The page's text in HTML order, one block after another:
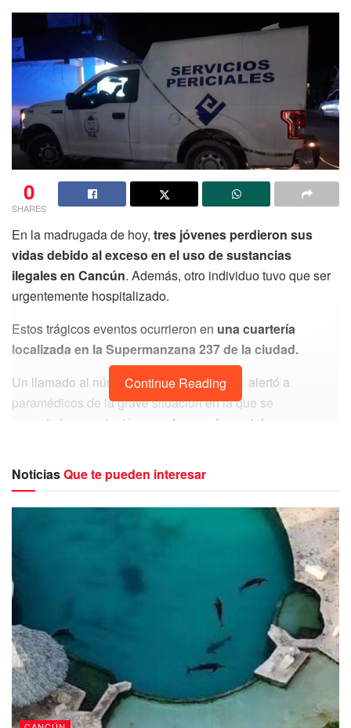
0
SHARES
En la madrugada de hoy, tres jóvenes perdieron sus
vidas debido al exceso en el uso de sustancias
ilegales en Cancún. Además, otro individuo tuvo que ser
urgentemente hospitalizado.
Estos trágicos eventos ocurrieron en una cuartería
localizada en la Supermanzana 237 de la ciudad.
Un llamado al número de emergencia 911 alertó a
paramédicos de la grave situación en la que se
encontraban cuatro jóvenes, los cuales estaban
Supermanzana antes citada.
De inmediato,
paramédicos de la Cruz Roja llegaron al
lugar y confirmaron que tres de ellos ya habían
perdido la vidaal interior del domicilio, mientras que uno
más fue llevado rápidamente al Hospital General.
Continue Reading
NoticiasQue te pueden interesar